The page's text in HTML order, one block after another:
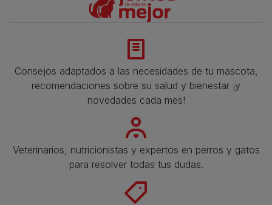
Consejos adaptados a las necesidades de tu mascota,
recomendaciones sobre su salud y bienestar ¡y
novedades cada mes!
Veterinarios, nutricionistas y expertos en perros y gatos
para resolver todas tus dudas.​